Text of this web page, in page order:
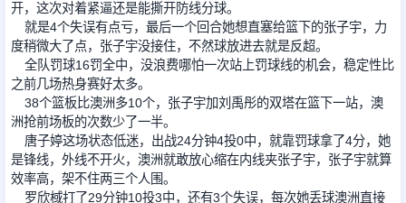
开，这次对着紧逼还是能撕开防线分球。
就是4个失误有点亏，最后一个回合她想直塞给篮下的张子宇，力
度稍微大了点，张子宇没接住，不然球放进去就是反超。
全队罚球16罚全中，没浪费哪怕一次站上罚球线的机会，稳定性比
之前几场热身赛好太多。
38个篮板比澳洲多10个，张子宇加刘禹彤的双塔在篮下一站，澳
洲抢前场板的次数少了一半。
唐子婷这场状态低迷，出战24分钟4投0中，就靠罚球拿了4分，她
是锋线，外线不开火，澳洲就敢放心缩在内线夹张子宇，张子宇就算
效率高，架不住两三个人围。
罗欣棫打了29分钟10投3中，还有3个失误，每次她丢球澳洲直接